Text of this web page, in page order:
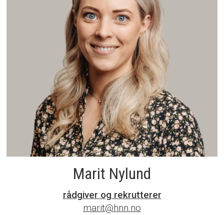
Marit Nylund
rådgiver og rekrutterer
marit@hnn.no